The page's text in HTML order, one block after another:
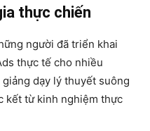
thực chiến
người đã triển khai
thực tế cho nhiều
dạy lý thuyết suông
kết từ kinh nghiệm thực